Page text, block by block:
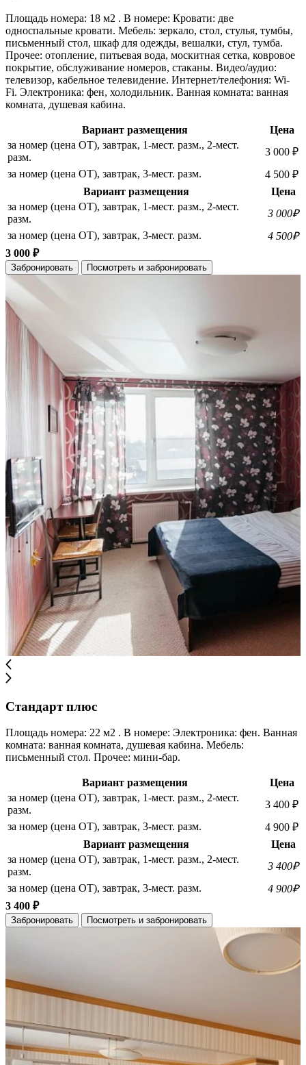
Площадь номера: 18 м2 . В номере: Кровати: две
односпальные кровати. Мебель: зеркало, стол, стулья, тумбы,
письменный стол, шкаф для одежды, вешалки, стул, тумба.
Прочее: отопление, питьевая вода, москитная сетка, ковровое
покрытие, обслуживание номеров, стаканы. Видео/аудио:
телевизор, кабельное телевидение. Интернет/телефония: Wi-
Fi. Электроника: фен, холодильник. Ванная комната: ванная
комната, душевая кабина.
Вариант размещения
Цена
за номер (цена ОТ), завтрак, 1-мест. разм., 2-мест.
разм.
3 000 ₽
за номер (цена ОТ), завтрак, 3-мест. разм.
4 500 ₽
Вариант размещения
Цена
за номер (цена ОТ), завтрак, 1-мест. разм., 2-мест.
разм.
3 000₽
за номер (цена ОТ), завтрак, 3-мест. разм.
4 500₽
3 000 ₽
Забронировать Посмотреть и забронировать
Стандарт плюс
Площадь номера: 22 м2 . В номере: Электроника: фен. Ванная
комната: ванная комната, душевая кабина. Мебель:
письменный стол. Прочее: мини-бар.
Вариант размещения
Цена
за номер (цена ОТ), завтрак, 1-мест. разм., 2-мест.
разм.
3 400 ₽
за номер (цена ОТ), завтрак, 3-мест. разм.
4 900 ₽
Вариант размещения
Цена
за номер (цена ОТ), завтрак, 1-мест. разм., 2-мест.
разм.
3 400₽
за номер (цена ОТ), завтрак, 3-мест. разм.
4 900₽
3 400 ₽
Забронировать Посмотреть и забронировать